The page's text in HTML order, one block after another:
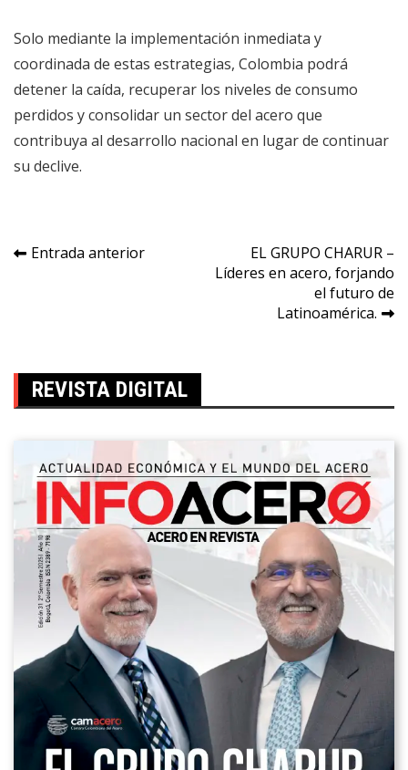
Solo mediante la implementación inmediata y
coordinada de estas estrategias, Colombia podrá
detener la caída, recuperar los niveles de consumo
perdidos y consolidar un sector del acero que
contribuya al desarrollo nacional en lugar de continuar
su declive.
Navegación
Entrada anterior
EL GRUPO CHARUR –
Líderes en acero, forjando
el futuro de
Latinoamérica.
REVISTA DIGITAL